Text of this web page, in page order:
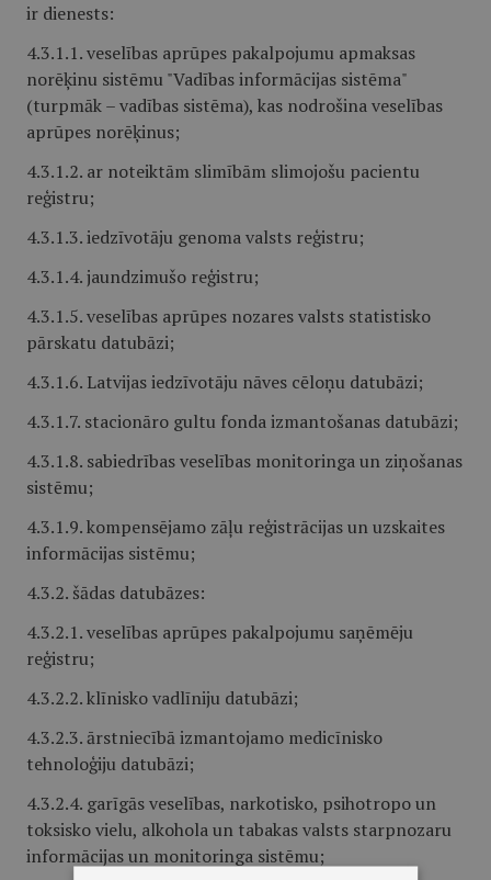
ir dienests:
4.3.1.1. veselības aprūpes pakalpojumu apmaksas
norēķinu sistēmu "Vadības informācijas sistēma"
(turpmāk – vadības sistēma), kas nodrošina veselības
aprūpes norēķinus;
4.3.1.2. ar noteiktām slimībām slimojošu pacientu
reģistru;
4.3.1.3. iedzīvotāju genoma valsts reģistru;
4.3.1.4. jaundzimušo reģistru;
4.3.1.5. veselības aprūpes nozares valsts statistisko
pārskatu datubāzi;
4.3.1.6. Latvijas iedzīvotāju nāves cēloņu datubāzi;
4.3.1.7. stacionāro gultu fonda izmantošanas datubāzi;
4.3.1.8. sabiedrības veselības monitoringa un ziņošanas
sistēmu;
4.3.1.9. kompensējamo zāļu reģistrācijas un uzskaites
informācijas sistēmu;
4.3.2. šādas datubāzes:
4.3.2.1. veselības aprūpes pakalpojumu saņēmēju
reģistru;
4.3.2.2. klīnisko vadlīniju datubāzi;
4.3.2.3. ārstniecībā izmantojamo medicīnisko
tehnoloģiju datubāzi;
4.3.2.4. garīgās veselības, narkotisko, psihotropo un
toksisko vielu, alkohola un tabakas valsts starpnozaru
informācijas un monitoringa sistēmu;